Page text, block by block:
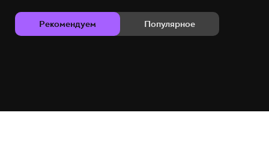
Рекомендуем Популярное